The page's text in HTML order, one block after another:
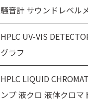
騒音計 サウンドレベル
HPLC UV-VIS
グラフ
HPLC LIQUID
ンプ 液クロ 液体クロマ